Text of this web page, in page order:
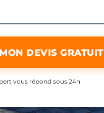
DEVIS GRATUIT
vous répond sous 24h